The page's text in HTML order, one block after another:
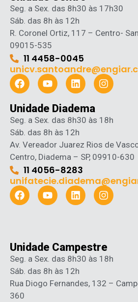
Seg. a Sex. das 8h30 às 17h30
Sáb. das 8h às 12h
R. Coronel Ortiz, 117 – Centro-
09015-535
11 4458-0045
Unidade Diadema
Seg. a Sex. das 8h30 às 18h
Sáb. das 8h às 12h
Av. Vereador Juarez Rios de
Centro, Diadema – SP, 09910-630
11 4056-8283
Unidade Campestre
Seg. a Sex. das 8h30 às 18h
Sáb. das 8h às 12h
Rua Diogo Fernandes, 132 –
360